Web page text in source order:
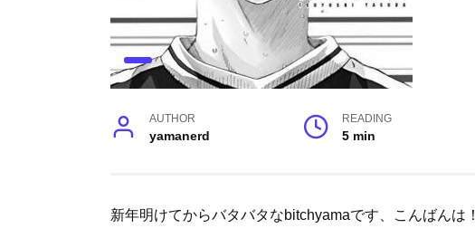
AUTHOR
yamanerd
READING
5 min
新年明けてからバタバタなbitchyamaです、こんばんは！